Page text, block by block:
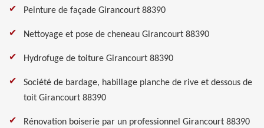
Peinture de façade Girancourt 88390
Nettoyage et pose de cheneau Girancourt 88390
Hydrofuge de toiture Girancourt 88390
Société de bardage, habillage planche de rive et dessous de
toit Girancourt 88390
Rénovation boiserie par un professionnel Girancourt 88390